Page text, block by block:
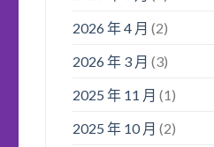
2026 年 4 月 (2)
2026 年 3 月 (3)
2025 年 11 月 (1)
2025 年 10 月 (2)